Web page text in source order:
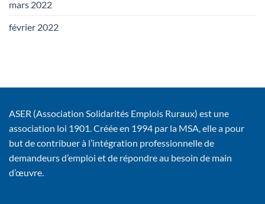
mars 2022
février 2022
ASER (Association Solidarités Emplois Ruraux) est une
association loi 1901. Créée en 1994 par la MSA, elle a pour
but de contribuer à l’intégration professionnelle de
demandeurs d’emploi et de répondre au besoin de main
d’œuvre.